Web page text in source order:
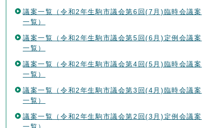
議案一覧（令和2年生駒市議会第6回(7月)臨時会議案
一覧）
議案一覧（令和2年生駒市議会第5回(6月)定例会議案
一覧）
議案一覧（令和2年生駒市議会第4回(5月)臨時会議案
一覧）
議案一覧（令和2年生駒市議会第3回(4月)臨時会議案
一覧）
議案一覧（令和2年生駒市議会第2回(3月)定例会議案